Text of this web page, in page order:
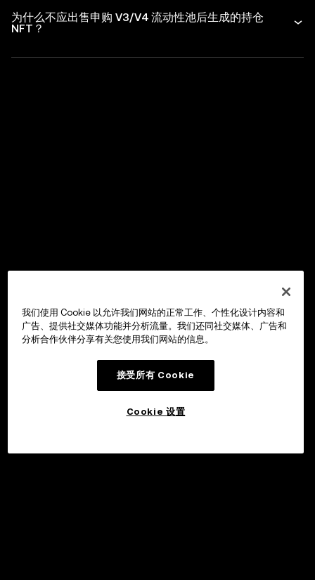
为什么不应出售申购 V3/V4 流动性池后生成的持仓
NFT？
我们使用 Cookie 以允许我们网站的正常工作、个性化设计内容和
广告、提供社交媒体功能并分析流量。我们还同社交媒体、广告和
分析合作伙伴分享有关您使用我们网站的信息。
接受所有 Cookie
Cookie 设置